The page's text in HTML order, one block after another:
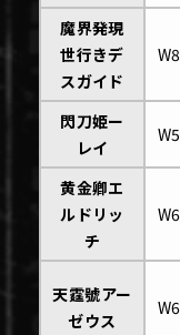
魔界発現
世行きデ
スガイド
閃刀姫ー
レイ
黄金卿エ
ルドリッ
チ
天霆號アー
ゼウス